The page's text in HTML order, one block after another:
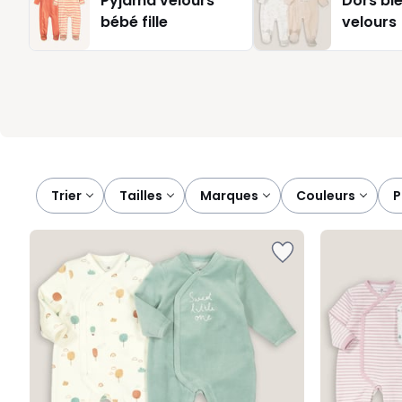
de bébé et à sa liberté de mouvement pour dormir,
bébé fille
velours
Trier
tailles marques couleurs